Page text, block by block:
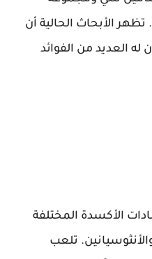
الأبحاث الحالية أن
العديد من الفوائد
الأكسدة المختلفة
تلعب